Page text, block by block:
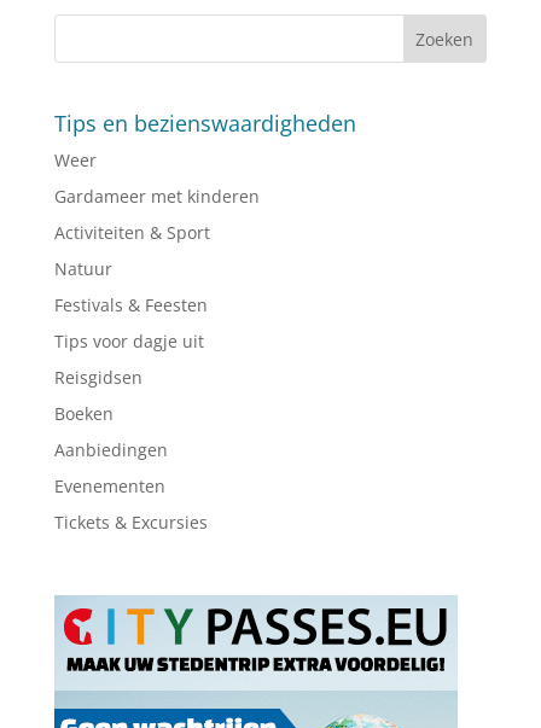
Tips en bezienswaardigheden
Weer
Gardameer met kinderen
Activiteiten & Sport
Natuur
Festivals & Feesten
Tips voor dagje uit
Reisgidsen
Boeken
Aanbiedingen
Evenementen
Tickets & Excursies